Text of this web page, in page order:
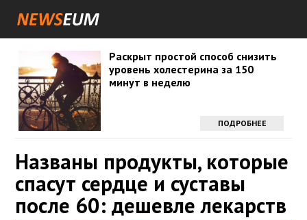
Раскрыт простой способ снизить
уровень холестерина за 150
минут в неделю
ПОДРОБНЕЕ
Названы продукты, которые
спасут сердце и суставы
после 60: дешевле лекарств